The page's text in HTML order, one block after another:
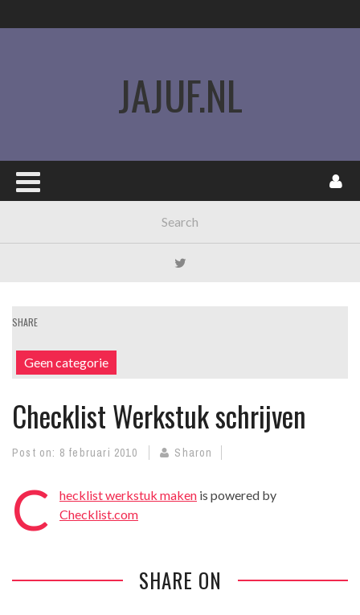
JAJUF.NL
SHARE
Geen categorie
Checklist Werkstuk schrijven
Post on: 8 februari 2010 Sharon
C hecklist werkstuk maken is powered by
Checklist.com
SHARE ON